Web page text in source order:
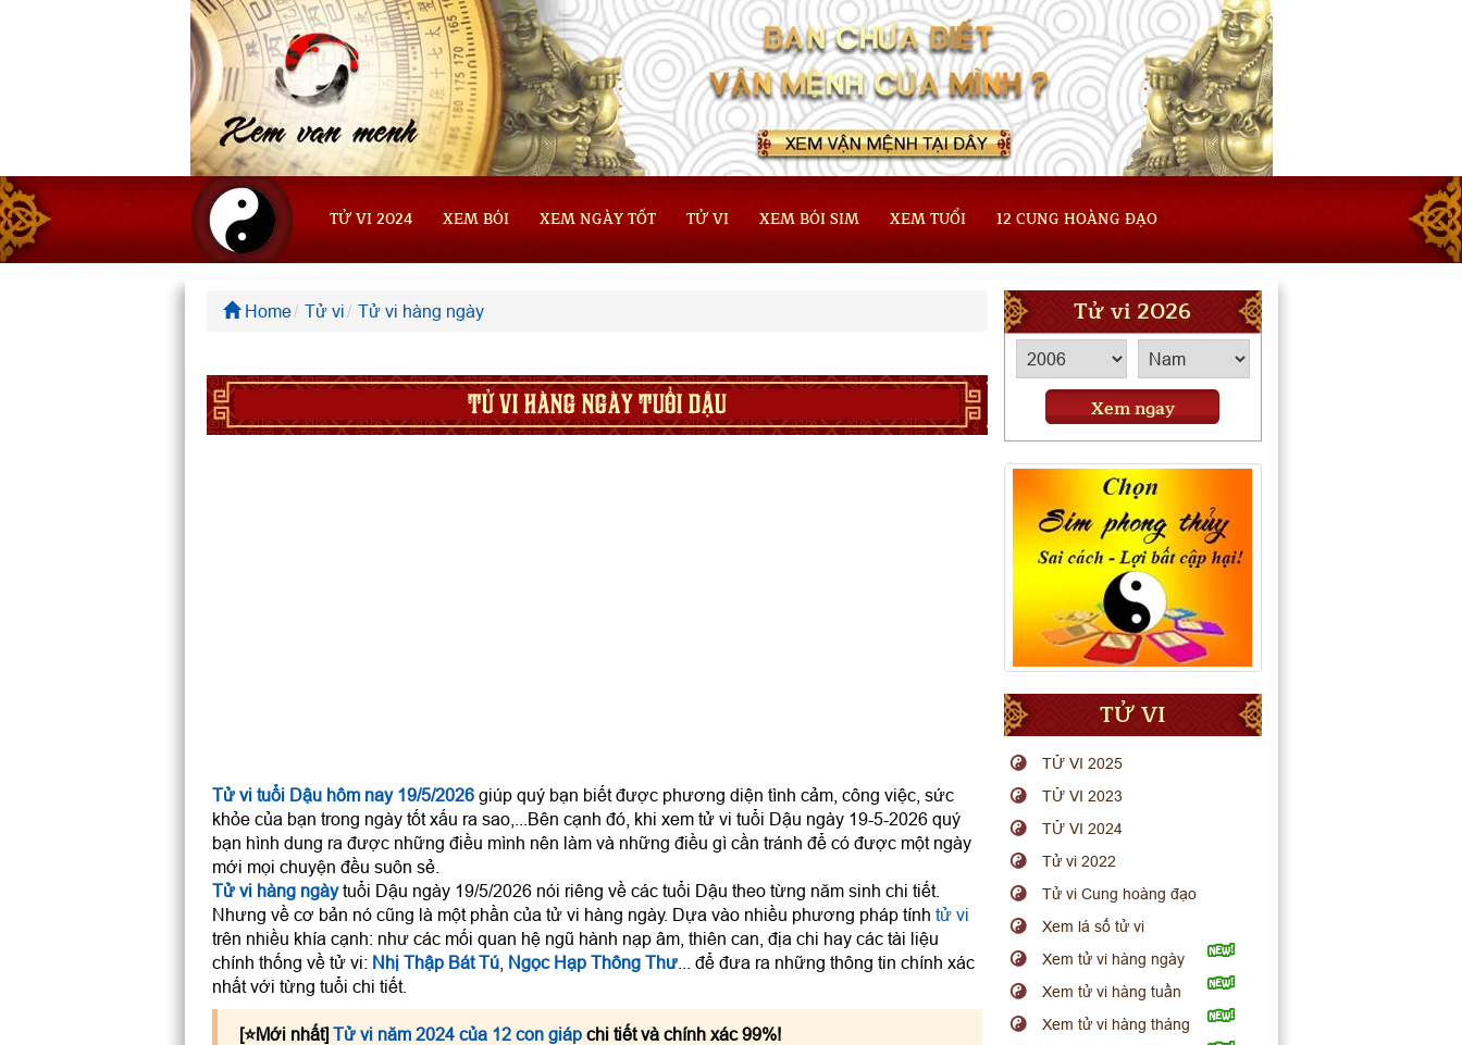
TỬ VI 2024 XEM BÓI XEM NGÀY TỐT TỬ VI XEM BÓI SIM XEM TUỔI 12 CUNG HOÀNG ĐẠO
Home Tử vi Tử vi hàng ngày
TỬ VI HÀNG NGÀY TUỔI DẬU
Tử vi tuổi Dậu hôm nay 19/5/2026giúp quý bạn biết được phương diện tình cảm, công việc, sức
khỏe của bạn trong ngày tốt xấu ra sao,...Bên cạnh đó, khi xem tử vi tuổi Dậu ngày 19-5-2026 quý
bạn hình dung ra được những điều mình nên làm và những điều gì cần tránh để có được một ngày
mới mọi chuyện đều suôn sẻ.
Tử vi hàng ngàytuổi Dậu ngày 19/5/2026 nói riêng về các tuổi Dậu theo từng năm sinh chi tiết.
Nhưng về cơ bản nó cũng là một phần của tử vi hàng ngày. Dựa vào nhiều phương pháp tính tử vi
trên nhiều khía cạnh: như các mối quan hệ ngũ hành nạp âm, thiên can, địa chi hay các tài liệu
chính thống về tử vi: Nhị Thập Bát Tú, Ngọc Hạp Thông Thư... để đưa ra những thông tin chính xác
nhất với từng tuổi chi tiết.
[⭐️Mới nhất] Tử vi năm 2024 của 12 con giápchi tiết và chính xác 99%!
Tử vi 2026
Xem ngay
TỬ VI
TỬ VI 2025
TỬ VI 2023
TỬ VI 2024
Tử vi 2022
Tử vi Cung hoàng đạo
Xem lá số tử vi
Xem tử vi hàng ngày
Xem tử vi hàng tuần
Xem tử vi hàng tháng